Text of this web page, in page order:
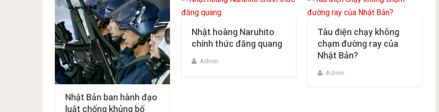
Nhật Bản ban hành đạo
luật chống khủng bố
Nhật hoàng Naruhito
chính thức đăng quang
Admin
Tàu điện chạy không
chạm đường ray của
Nhật Bản?
Admin